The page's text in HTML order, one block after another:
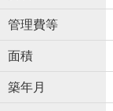
管理費等
面積
築年月